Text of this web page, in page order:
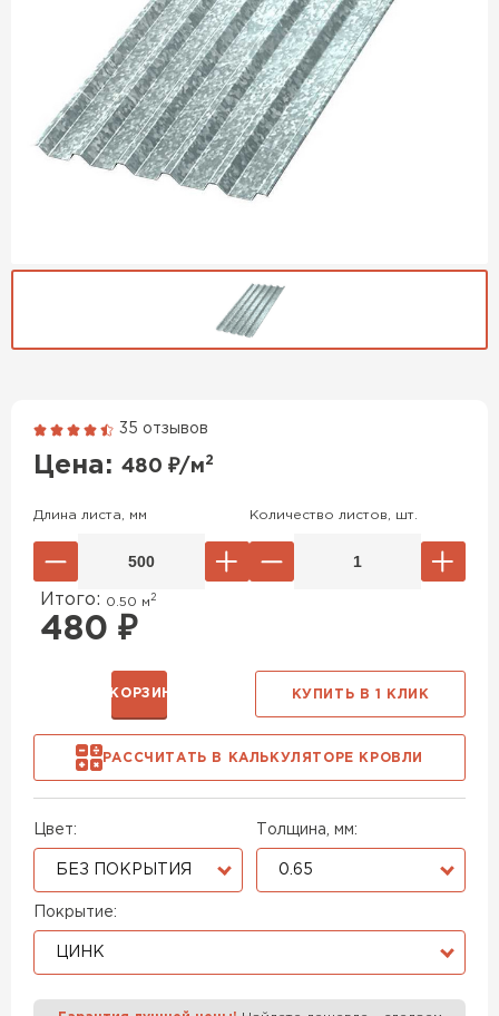
35 отзывов
Цена: 480 ₽/м2
Цвет:
БЕЗ ПОКРЫТИЯ
Толщина, мм:
0.65
Покрытие:
ЦИНК
Длина листа, мм Количество листов, шт.
Итого: 0.50 м 2
480 ₽
РАССЧИТАТЬ В КАЛЬКУЛЯТОРЕ КРОВЛИ
В КОРЗИНУ КУПИТЬ В 1 КЛИК